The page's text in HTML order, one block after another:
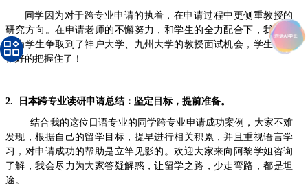
同学因为对于跨专业申请的执着，在申请过程中更侧重教授的
研究方向。在申请老师的不懈努力，和学生的全力配合下，我们先
后为学生争取到了神户大学、九州大学的教授面试机会，学生也都
很好的把握住了！
2. 日本跨专业读研申请总结：坚定目标，提前准备。
结合我的这位日语专业的同学跨专业申请成功案例，大家不难
发现，根据自己的留学目标，提早进行相关积累，并且重视语言学
习，对申请成功的帮助是立竿见影的。欢迎大家来向阿黎学姐咨询
了解，我会尽力为大家答疑解惑，让留学之路，少走弯路，都是坦
途。